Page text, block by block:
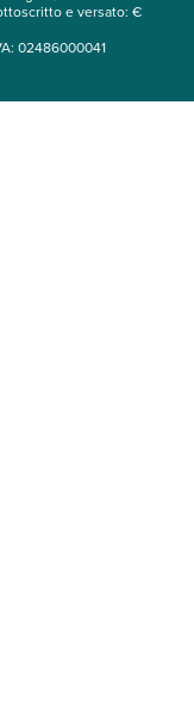
e versato: €
02486000041